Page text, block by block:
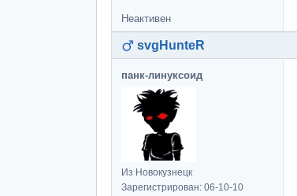
Неактивен
svgHunteR
панк-линуксоид
Из Новокузнецк
Зарегистрирован: 06-10-10